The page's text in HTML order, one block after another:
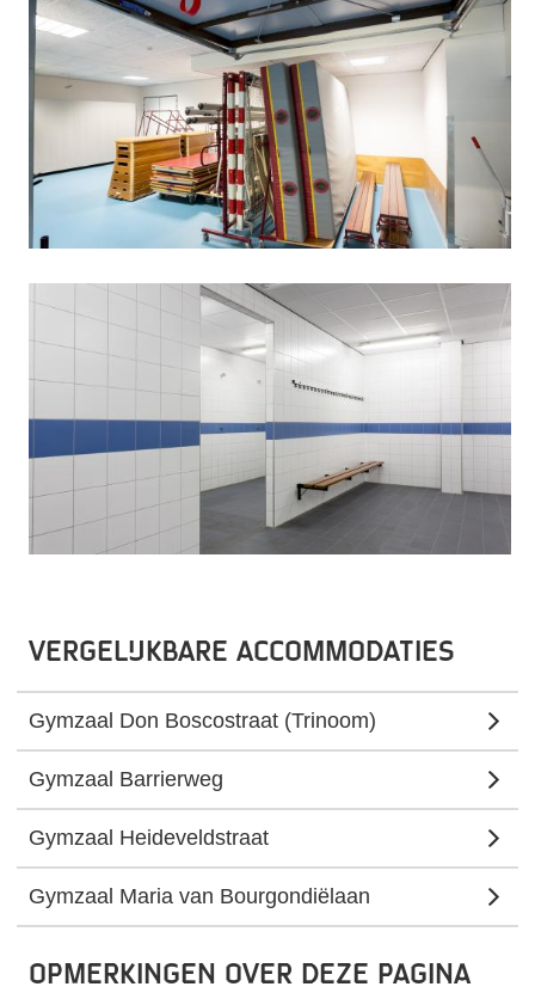
Vergelijkbare accommodaties
Gymzaal Don Boscostraat (Trinoom)
Gymzaal Barrierweg
Gymzaal Heideveldstraat
Gymzaal Maria van Bourgondiëlaan
Opmerkingen over deze pagina